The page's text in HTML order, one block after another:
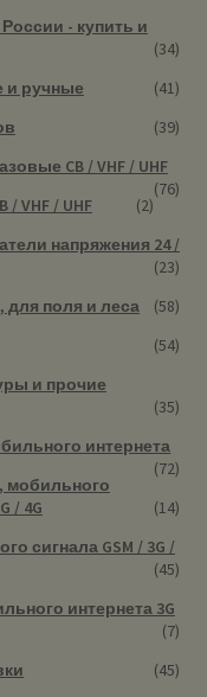
- купить и
(34)
и ручные
(41)
(39)
CB / VHF / UHF
(76)
VHF / UHF
(2)
напряжения 24 /
(23)
для поля и леса
(58)
(54)
и прочие
(35)
интернета
(72)
мобильного
/ 4G
(14)
сигнала GSM / 3G /
(45)
интернета 3G
(7)
(45)